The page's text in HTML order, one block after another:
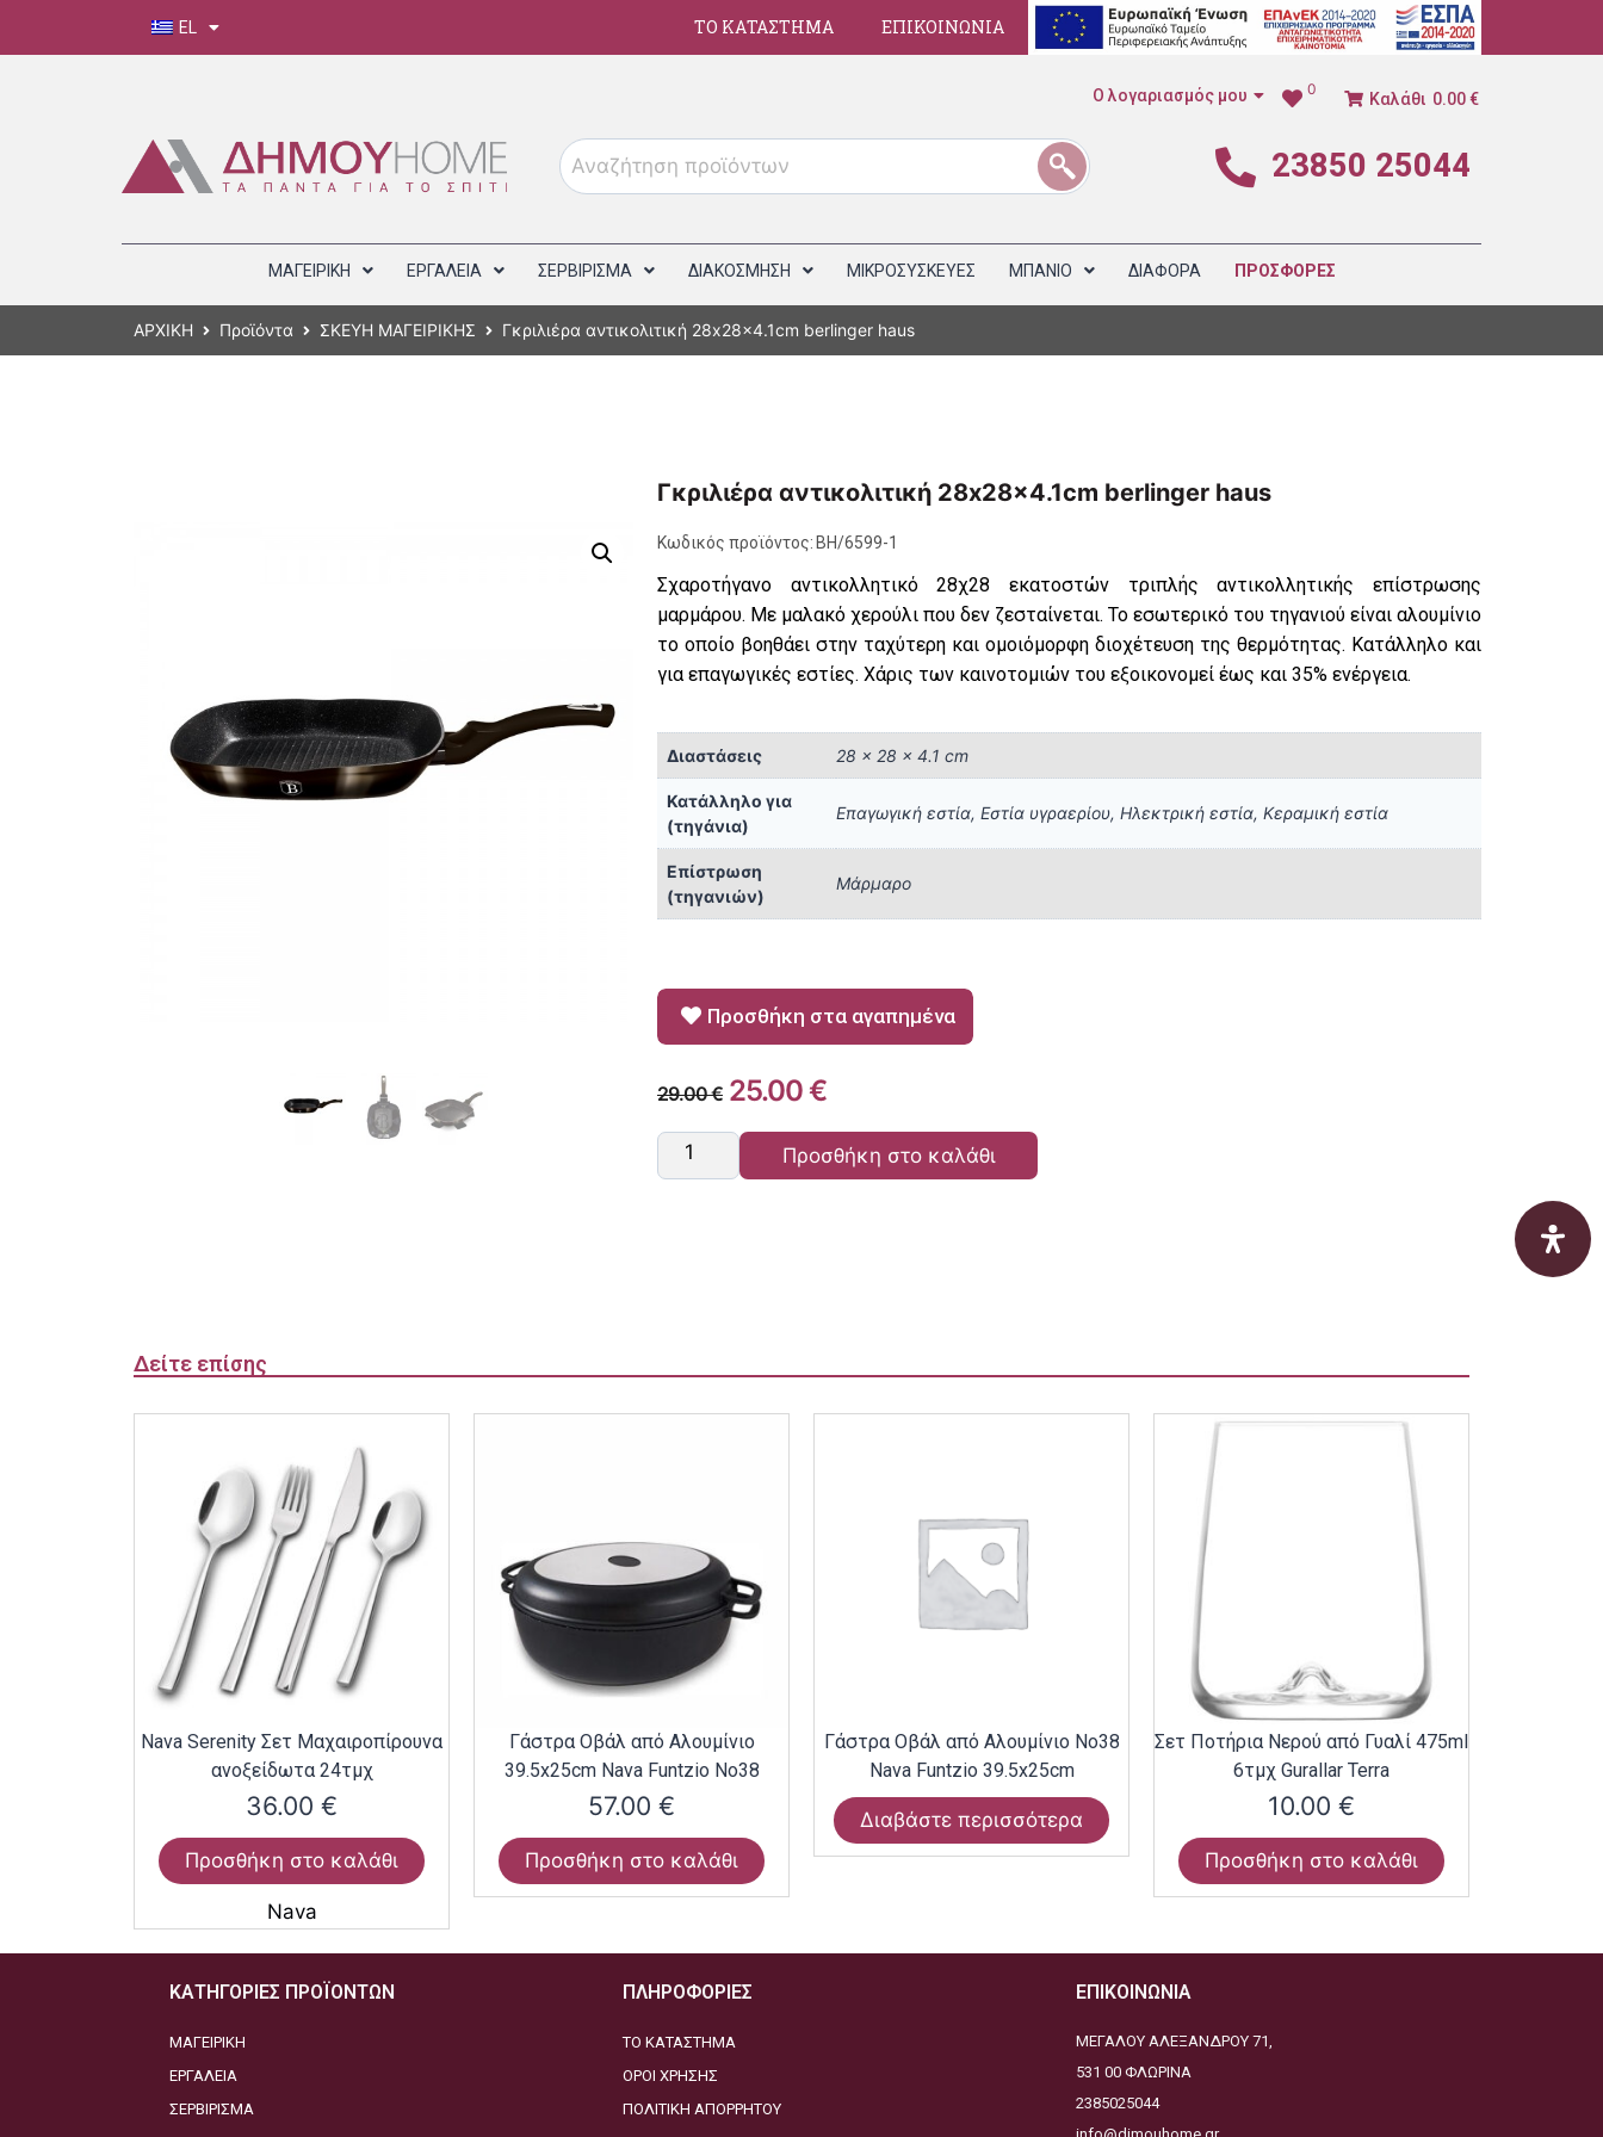
EL ΤΟ ΚΑΤΑΣΤΗΜΑ ΕΠΙΚΟΙΝΩΝΙΑ
Ο λογαριασμός μου 0
Καλάθι 0.00 €
23850 25044
ΜΑΓΕΙΡΙΚΗ ΕΡΓΑΛΕΙΑ ΣΕΡΒΙΡΙΣΜΑ ΔΙΑΚΟΣΜΗΣΗ ΜΙΚΡΟΣΥΣΚΕΥΕΣ ΜΠΑΝΙΟ ΔΙΑΦΟΡΑ ΠΡΟΣΦΟΡΕΣ
ΑΡΧΙΚΗ Προϊόντα ΣΚΕΥΗ ΜΑΓΕΙΡΙΚΗΣ Γκριλιέρα αντικολιτική 28x28x4.1cm berlinger haus
Γκριλιέρα αντικολιτική 28x28x4.1cm berlinger haus
Κωδικός προϊόντος: BH/6599-1
Σχαροτήγανο αντικολλητικό 28χ28 εκατοστών τριπλής αντικολλητικής επίστρωσης
μαρμάρου. Με μαλακό χερούλι που δεν ζεσταίνεται. Το εσωτερικό του τηγανιού είναι αλουμίνιο
το οποίο βοηθάει στην ταχύτερη και ομοιόμορφη διοχέτευση της θερμότητας. Κατάλληλο και
για επαγωγικές εστίες. Χάρις των καινοτομιών του εξοικονομεί έως και 35% ενέργεια.
Διαστάσεις 28 × 28 × 4.1 cm
Κατάλληλο για
(τηγάνια)
Επαγωγική εστία, Εστία υγραερίου, Ηλεκτρική εστία, Κεραμική εστία
Επίστρωση
(τηγανιών)
Μάρμαρο
Προσθήκη στα αγαπημένα
29.00€ 25.00€
Προσθήκη στο καλάθι
Δείτε επίσης
Nava Serenity Σετ Μαχαιροπίρουνα
ανοξείδωτα 24τμχ
36.00 €
Προσθήκη στο καλάθι
Nava
Γάστρα Οβάλ από Αλουμίνιο
39.5x25cm Nava Funtzio Νο38
57.00 €
Προσθήκη στο καλάθι
Γάστρα Οβάλ από Αλουμίνιο Νο38
Nava Funtzio 39.5x25cm
Διαβάστε περισσότερα
Σετ Ποτήρια Νερού από Γυαλί 475ml
6τμχ Gurallar Terra
10.00 €
Προσθήκη στο καλάθι
ΚΑΤΗΓΟΡΙΕΣ ΠΡΟΪΟΝΤΩΝ
ΜΑΓΕΙΡΙΚΗ
ΕΡΓΑΛΕΙΑ
ΣΕΡΒΙΡΙΣΜΑ
ΠΛΗΡΟΦΟΡΙΕΣ
ΤΟ ΚΑΤΑΣΤΗΜΑ
ΟΡΟΙ ΧΡΗΣΗΣ
ΠΟΛΙΤΙΚΗ ΑΠΟΡΡΗΤΟΥ
ΕΠΙΚΟΙΝΩΝΙΑ
ΜΕΓΑΛΟΥ ΑΛΕΞΑΝΔΡΟΥ 71,
531 00 ΦΛΩΡΙΝΑ
2385025044